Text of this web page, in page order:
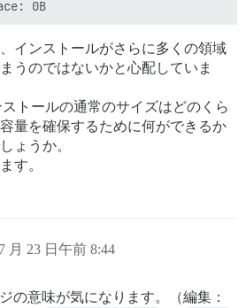
インストールがさらに多くの領域
うのではないかと心配していま
トールの通常のサイズはどのくら
量を確保するために何ができるか
ょうか。
す。
月 23 日午前 8:44
の意味が気になります。（編集：